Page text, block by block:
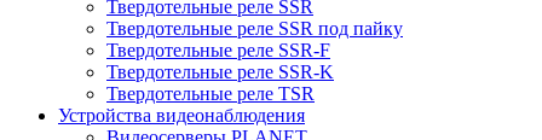
Твердотельные реле SSR
Твердотельные реле SSR под пайку
Твердотельные реле SSR-F
Твердотельные реле SSR-K
Твердотельные реле TSR
Устройства видеонаблюдения